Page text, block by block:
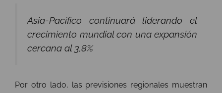
Asia-Pacífico continuará liderando el
crecimiento mundial con una expansión
cercana al 3,8%
Por otro lado, las previsiones regionales muestran